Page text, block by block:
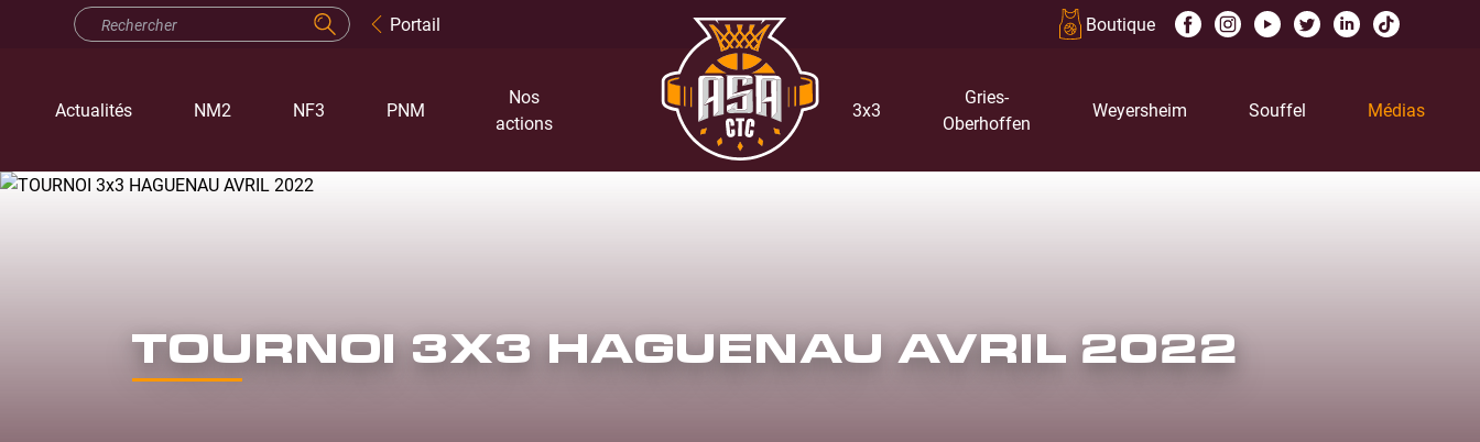
Portail Boutique
Actualités NM2 NF3 PNM
Nos
actions
3x3
Gries-
Oberhoffen
Weyersheim Souffel Médias
TOURNOI 3X3 HAGUENAU AVRIL 2022